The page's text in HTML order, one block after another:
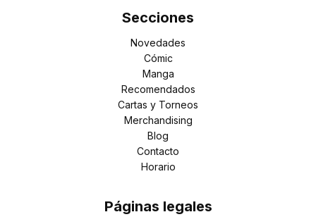
Secciones
Novedades
Cómic
Manga
Recomendados
Cartas y Torneos
Merchandising
Blog
Contacto
Horario
Páginas legales